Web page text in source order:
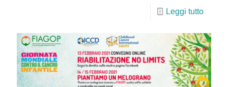
Leggi tutto